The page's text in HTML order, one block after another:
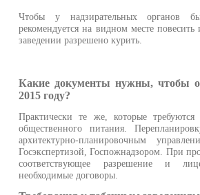
Чтобы у надзирательных органов
рекомендуется на видном месте
заведении разрешено курить.
Какие документы нужны, чтобы
2015 году?
Практически те же, которые требуются
общественного питания.
архитектурно-планировочным
Госэкспертизой, Госпожнадзором. При
соответствующее разрешение и
необходимые договоры.